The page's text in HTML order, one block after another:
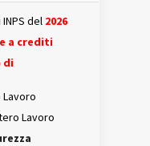
INPS del 2026
a crediti
di
Lavoro